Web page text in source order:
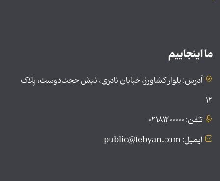
ما اینجاییم
آدرس: بلوار کشاورز، خیابان نادری، نبش حجت‌دوست، پلاک
۱۲
تلفن: ۰۲۱۸۱۲۰۰۰۰۰
ایمیل: public@tebyan.com